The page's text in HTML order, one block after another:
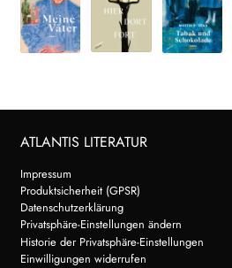
ATLANTIS LITERATUR
Impressum
Produktsicherheit (GPSR)
Datenschutzerklärung
Privatsphäre-Einstellungen ändern
Historie der Privatsphäre-Einstellungen
Einwilligungen widerrufen